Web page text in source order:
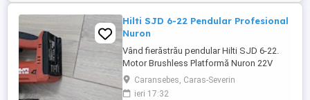
Hilti SJD 6-22 Pendular Profesional
Nuron
Vând fierăstrău pendular Hilti SJD 6-22.
Motor Brushless Platformă Nuron 22V
Tăieri precise Funcționează impecabil Se
vinde fără baterie și încărcător. Ideal
Caransebes, Caras-Severin
ieri 17:32